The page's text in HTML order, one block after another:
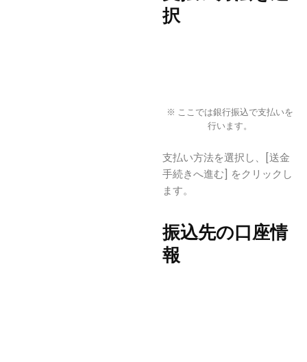
択
※ ここでは銀行振込で支払いを
行います。
支払い方法を選択し、[送金
手続きへ進む] をクリックし
ます。
振込先の口座情
報